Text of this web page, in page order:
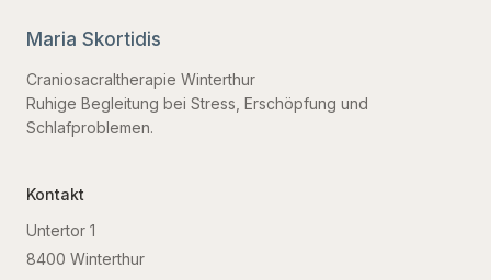
Maria Skortidis
Craniosacraltherapie Winterthur
Ruhige Begleitung bei Stress, Erschöpfung und
Schlafproblemen.
Kontakt
Untertor 1
8400 Winterthur